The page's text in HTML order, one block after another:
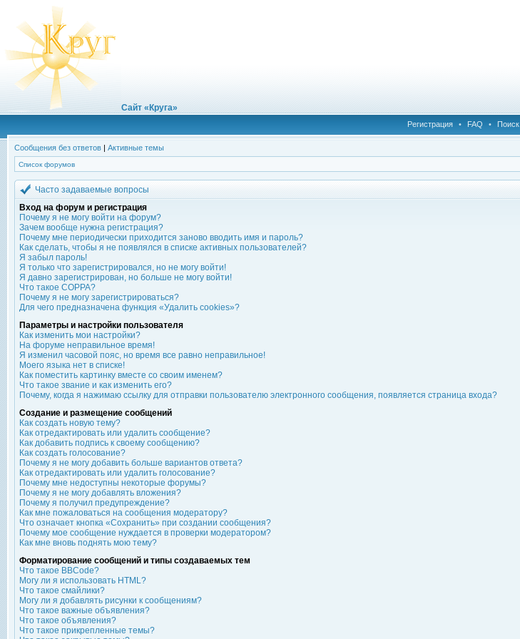
Сайт «Круга»
Регистрация • FAQ • Поиск
Сообщения без ответов | Активные темы
Список форумов
Часто задаваемые вопросы
Вход на форум и регистрация
Почему я не могу войти на форум?
Зачем вообще нужна регистрация?
Почему мне периодически приходится заново вводить имя и пароль?
Как сделать, чтобы я не появлялся в списке активных пользователей?
Я забыл пароль!
Я только что зарегистрировался, но не могу войти!
Я давно зарегистрирован, но больше не могу войти!
Что такое COPPA?
Почему я не могу зарегистрироваться?
Для чего предназначена функция «Удалить cookies»?
Параметры и настройки пользователя
Как изменить мои настройки?
На форуме неправильное время!
Я изменил часовой пояс, но время все равно неправильное!
Моего языка нет в списке!
Как поместить картинку вместе со своим именем?
Что такое звание и как изменить его?
Почему, когда я нажимаю ссылку для отправки пользователю электронного сообщения, появляется страница входа?
Создание и размещение сообщений
Как создать новую тему?
Как отредактировать или удалить сообщение?
Как добавить подпись к своему сообщению?
Как создать голосование?
Почему я не могу добавить больше вариантов ответа?
Как отредактировать или удалить голосование?
Почему мне недоступны некоторые форумы?
Почему я не могу добавлять вложения?
Почему я получил предупреждение?
Как мне пожаловаться на сообщения модератору?
Что означает кнопка «Сохранить» при создании сообщения?
Почему мое сообщение нуждается в проверки модератором?
Как мне вновь поднять мою тему?
Форматирование сообщений и типы создаваемых тем
Что такое BBCode?
Могу ли я использовать HTML?
Что такое смайлики?
Могу ли я добавлять рисунки к сообщениям?
Что такое важные объявления?
Что такое объявления?
Что такое прикрепленные темы?